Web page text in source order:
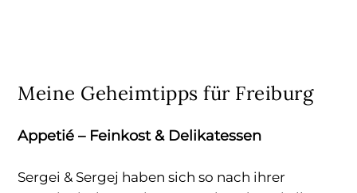
Meine Geheimtipps für Freiburg
Appetié – Feinkost & Delikatessen
Sergei & Sergej haben sich so nach ihrer